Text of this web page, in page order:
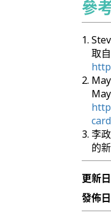
參
取
李
的
更新
發佈